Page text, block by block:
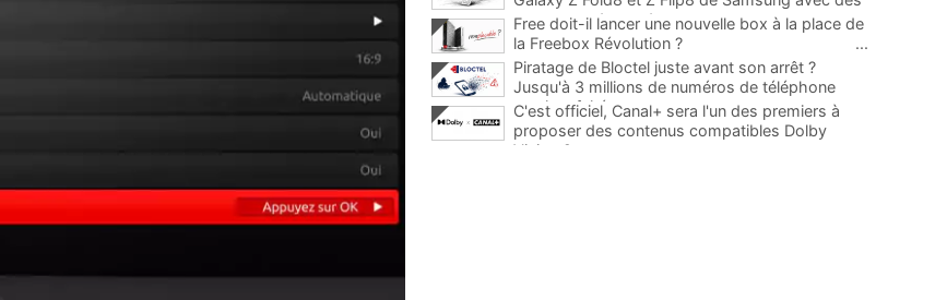
promos et des cadeaux
...
Free doit-il lancer une nouvelle box à la place de
la Freebox Révolution ?
...
Piratage de Bloctel juste avant son arrêt ?
Jusqu'à 3 millions de numéros de téléphone
auraient fuité
C'est officiel, Canal+ sera l'un des premiers à
proposer des contenus compatibles Dolby
Vision 2